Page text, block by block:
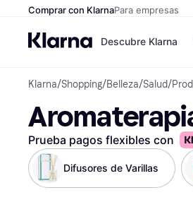
Comprar con KlarnaPara empresas
Descubre Klarna
Klarna/Shopping/Belleza/Salud/
Prueba pagos flexibles con
Difusores de Varillas